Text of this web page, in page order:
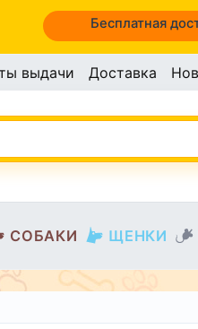
Бесплатная
выдачи Доставка
СОБАКИ ЩЕНКИ